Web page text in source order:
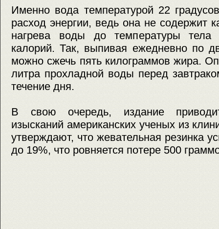
Именно вода температурой 22
расход энергии, ведь она не содержит
нагрева воды до температуры тела
калорий. Так, выпивая ежедневно по
можно сжечь пять килограммов жира.
литра прохладной воды перед
течение дня.
В свою очередь, издание
изысканий американских ученых из
утверждают, что жевательная резинка
до 19%, что ровняется потере 500